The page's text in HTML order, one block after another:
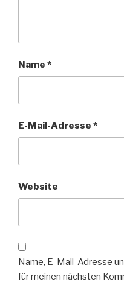
Name *
E-Mail-Adresse *
Website
Name, E-Mail-Adresse
für meinen nächsten